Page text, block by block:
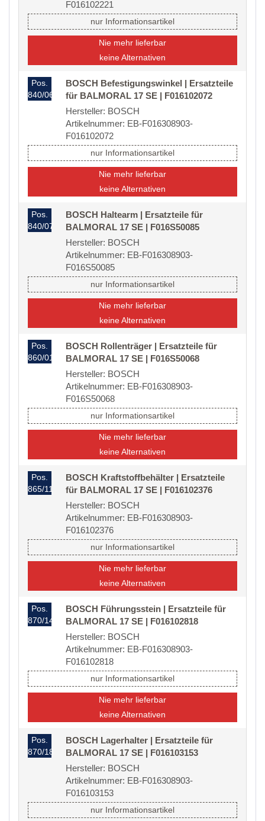
F016102221
nur Informationsartikel
Nie mehr lieferbar
keine Alternativen
Pos.
840/06
BOSCH Befestigungswinkel | Ersatzteile
für BALMORAL 17 SE | F016102072
Hersteller: BOSCH
Artikelnummer: EB-F016308903-
F016102072
nur Informationsartikel
Nie mehr lieferbar
keine Alternativen
Pos.
840/07
BOSCH Haltearm | Ersatzteile für
BALMORAL 17 SE | F016S50085
Hersteller: BOSCH
Artikelnummer: EB-F016308903-
F016S50085
nur Informationsartikel
Nie mehr lieferbar
keine Alternativen
Pos.
860/01
BOSCH Rollenträger | Ersatzteile für
BALMORAL 17 SE | F016S50068
Hersteller: BOSCH
Artikelnummer: EB-F016308903-
F016S50068
nur Informationsartikel
Nie mehr lieferbar
keine Alternativen
Pos.
865/11
BOSCH Kraftstoffbehälter | Ersatzteile
für BALMORAL 17 SE | F016102376
Hersteller: BOSCH
Artikelnummer: EB-F016308903-
F016102376
nur Informationsartikel
Nie mehr lieferbar
keine Alternativen
Pos.
870/14
BOSCH Führungsstein | Ersatzteile für
BALMORAL 17 SE | F016102818
Hersteller: BOSCH
Artikelnummer: EB-F016308903-
F016102818
nur Informationsartikel
Nie mehr lieferbar
keine Alternativen
Pos.
870/18
BOSCH Lagerhalter | Ersatzteile für
BALMORAL 17 SE | F016103153
Hersteller: BOSCH
Artikelnummer: EB-F016308903-
F016103153
nur Informationsartikel